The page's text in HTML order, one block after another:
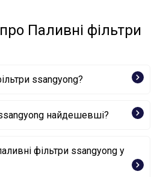
Паливні фільтри
ssangyong?
найдешевші?
SSANGYONG
фільтри ssangyong у